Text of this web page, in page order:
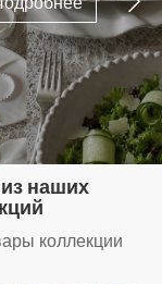
наших
коллекции